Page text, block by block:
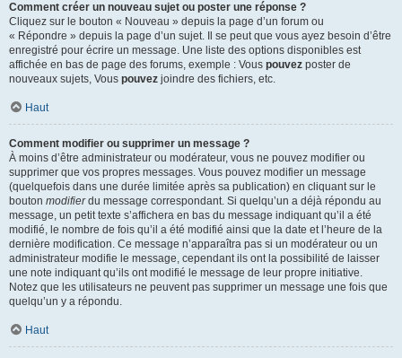
Comment créer un nouveau sujet ou poster une réponse ?
Cliquez sur le bouton « Nouveau » depuis la page d’un forum ou
« Répondre » depuis la page d’un sujet. Il se peut que vous ayez besoin d’être
enregistré pour écrire un message. Une liste des options disponibles est
affichée en bas de page des forums, exemple : Vous pouvez poster de
nouveaux sujets, Vous pouvez joindre des fichiers, etc.
Haut
Comment modifier ou supprimer un message ?
À moins d’être administrateur ou modérateur, vous ne pouvez modifier ou
supprimer que vos propres messages. Vous pouvez modifier un message
(quelquefois dans une durée limitée après sa publication) en cliquant sur le
bouton modifierdu message correspondant. Si quelqu’un a déjà répondu au
message, un petit texte s’affichera en bas du message indiquant qu’il a été
modifié, le nombre de fois qu’il a été modifié ainsi que la date et l’heure de la
dernière modification. Ce message n’apparaîtra pas si un modérateur ou un
administrateur modifie le message, cependant ils ont la possibilité de laisser
une note indiquant qu’ils ont modifié le message de leur propre initiative.
Notez que les utilisateurs ne peuvent pas supprimer un message une fois que
quelqu’un y a répondu.
Haut